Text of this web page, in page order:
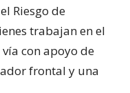
Riesgo de
trabajan en el
con apoyo de
frontal y una